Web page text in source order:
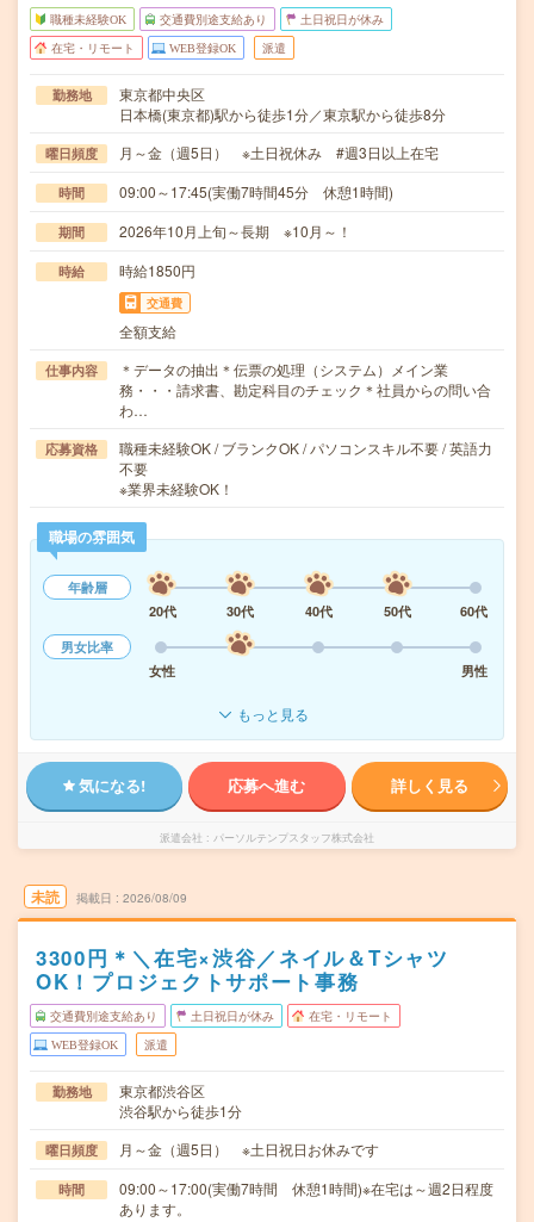
職種未経験OK 交通費別途支給あり 土日祝日が休み
在宅・リモート WEB登録OK 派遣
勤務地
東京都中央区
日本橋(東京都)駅から徒歩1分／東京駅から徒歩8分
曜日頻度 月～金（週5日） ※土日祝休み #週3日以上在宅
時間 09:00～17:45(実働7時間45分 休憩1時間)
期間 2026年10月上旬～長期 ※10月～！
時給 時給1850円
交通費
全額支給
仕事内容
＊データの抽出＊伝票の処理（システム）メイン業
務・・・請求書、勘定科目のチェック＊社員からの問い合
わ…
応募資格
職種未経験OK / ブランクOK / パソコンスキル不要 / 英語力
不要
※業界未経験OK！
職場の雰囲気
年齢層
20代
30代 40代 50代
60代
男女比率
女性
男性
もっと見る
気になる! 応募へ進む 詳しく見る
派遣会社 パーソルテンプスタッフ株式会社
未読 掲載日 2026/08/09
3300円＊＼在宅×渋谷／ネイル＆Tシャツ
OK！プロジェクトサポート事務
交通費別途支給あり 土日祝日が休み 在宅・リモート
WEB登録OK 派遣
勤務地
東京都渋谷区
渋谷駅から徒歩1分
曜日頻度 月～金（週5日） ※土日祝日お休みです
時間
09:00～17:00(実働7時間 休憩1時間)※在宅は～週2日程度
あります。